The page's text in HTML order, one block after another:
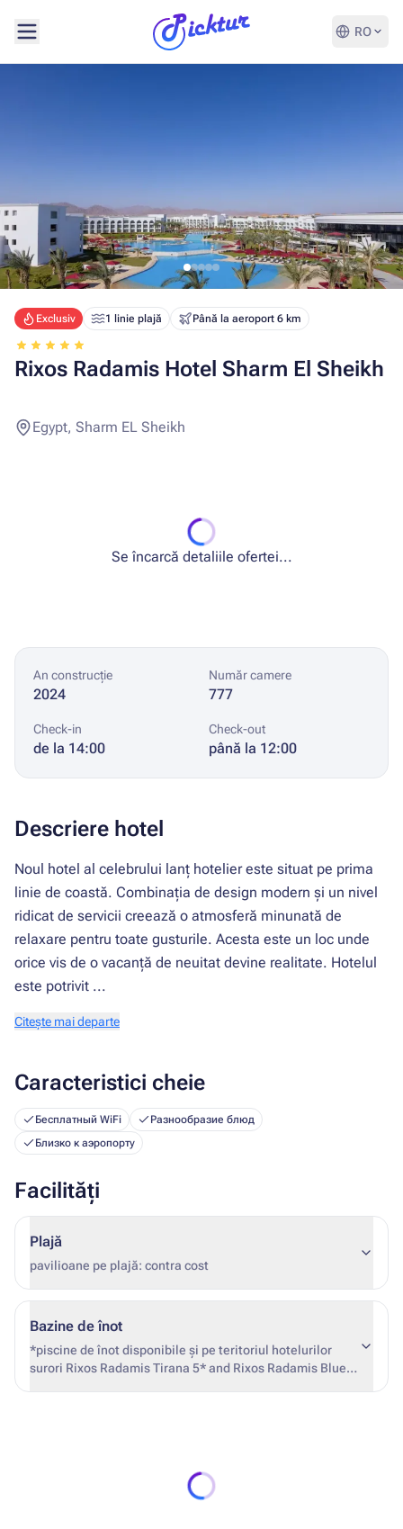
RO
Exclusiv 1 linie plajă Până la aeroport 6 km
Rixos Radamis Hotel Sharm El Sheikh
Egypt, Sharm EL Sheikh
Se încarcă detaliile ofertei...
An construcție
2024
Număr camere
777
Check-in
de la 14:00
Check-out
până la 12:00
Descriere hotel
Noul hotel al celebrului lanț hotelier este situat pe prima
linie de coastă. Combinația de design modern și un nivel
ridicat de servicii creează o atmosferă minunată de
relaxare pentru toate gusturile. Acesta este un loc unde
orice vis de o vacanță de neuitat devine realitate. Hotelul
este potrivit ...
Citește mai departe
Caracteristici cheie
Бесплатный WiFi
Разнообразие блюд
Близко к аэропорту
Facilități
Plajă
pavilioane pe plajă: contra cost
Bazine de înot
*piscine de înot disponibile și pe teritoriul hotelurilor
surori Rixos Radamis Tirana 5* and Rixos Radamis Blue